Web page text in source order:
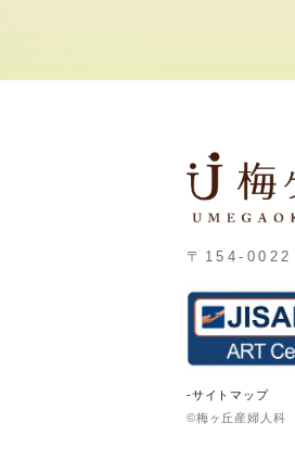
〒154-0022
-サイトマップ
©梅ヶ丘産婦人科